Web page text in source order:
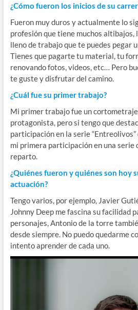
¿Cómo fueron los inicios de su
Fueron muy duros y actualmente lo
profesión que tiene muchos altibajos,
lleno de trabajo que te puedes pegar
Tienes que pagarte tu material, tu
renovando fotos, videos, etc… Pero
te guste y disfrutar del camino.
¿Cuál fue su primer trabajo?
Mi primer trabajo fue un
protagonista, pero si tengo que
participación en la serie “Entreolivos”
mi primera participación en una serie
reparto.
¿Quiénes fueron y quiénes son hoy
actuación?
Tengo varios, por ejemplo, Javier
Johnny Deep me fascina su facilidad
personajes, Antonio de la torre
desde siempre. No puedo quedarme
intento aprender de cada uno.